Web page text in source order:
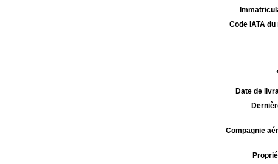
Code IATA
Date de
Compagnie